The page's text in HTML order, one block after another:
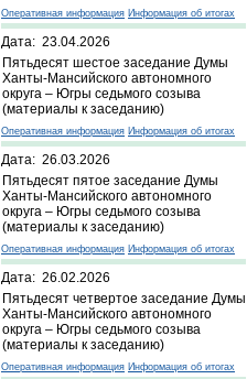
Оперативная информация Информация об итогах
Дата: 23.04.2026
Пятьдесят шестое заседание Думы
Ханты-Мансийского автономного
округа – Югры седьмого созыва
(материалы к заседанию)
Оперативная информация Информация об итогах
Дата: 26.03.2026
Пятьдесят пятое заседание Думы
Ханты-Мансийского автономного
округа – Югры седьмого созыва
(материалы к заседанию)
Оперативная информация Информация об итогах
Дата: 26.02.2026
Пятьдесят четвертое заседание Думы
Ханты-Мансийского автономного
округа – Югры седьмого созыва
(материалы к заседанию)
Оперативная информация Информация об итогах